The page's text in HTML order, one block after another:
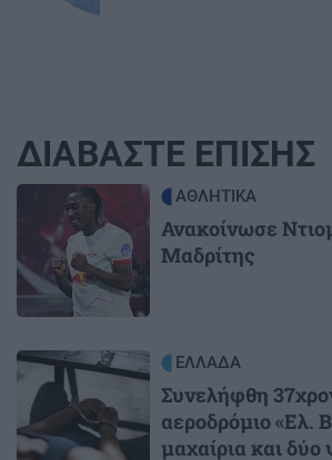
ΔΙΑΒΑΣΤΕ ΕΠΙΣΗΣ
ΑΘΛΗΤΙΚΑ
Ανακοίνωσε
Μαδρίτης
Image ΕΛΛΑΔΑ
Συνελήφθη
αεροδρόμιο «Ελ.
μαχαίρια και δύο